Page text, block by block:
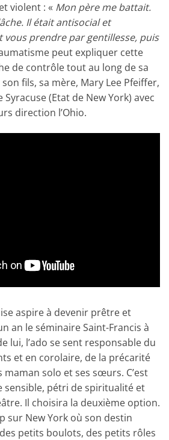
violent : « Mon père me battait.
Il était antisocial et
vous prendre par gentillesse, puis
peut expliquer cette
de contrôle tout au long de sa
fils, sa mère, Mary Lee Pfeiffer,
Syracuse (Etat de New York) avec
direction l’Ohio.
aspire à devenir prêtre et
an le séminaire Saint-Francis à
lui, l’ado se sent responsable du
et en corolaire, de la précarité
solo et ses sœurs. C’est
sensible, pétri de spiritualité et
Il choisira la deuxième option.
sur New York où son destin
petits boulots, des petits rôles